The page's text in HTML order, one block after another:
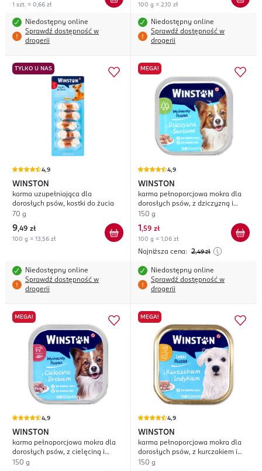
1 szt. = 0,66 zł
Niedostępny online
Sprawdź dostępność w
drogerii
100 g = 2,10 zł
Niedostępny online
Sprawdź dostępność w
drogerii
TYLKO U NAS
4,9
WINSTON
karma uzupełniająca dla
dorosłych psów, kostki do żucia
70 g
9,49 zł
100 g = 13,56 zł
Niedostępny online
Sprawdź dostępność w
drogerii
MEGA!
4,9
WINSTON
karma pełnoporcjowa mokra dla
dorosłych psów, z dziczyzną i
sercami
150 g
1 ,59 zł
100 g = 1,06 zł
Najniższa cena: 2,49 zł
Niedostępny online
Sprawdź dostępność w
drogerii
MEGA!
4,9
WINSTON
karma pełnoporcjowa mokra dla
dorosłych psów, z cielęciną i
drobiem
150 g
MEGA!
4,9
WINSTON
karma pełnoporcjowa mokra dla
dorosłych psów, z kurczakiem i
indykiem
150 g